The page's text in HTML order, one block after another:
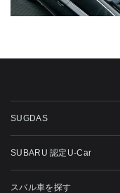
SUGDAS
SUBARU 認定U-Car
スバル車を探す